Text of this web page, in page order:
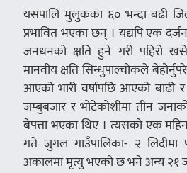
यसपालि मुलुकका ६० भन्दा बढी
प्रभावित भएका छन् । यद्यपि एक
जनधनको क्षति हुने गरी पहिरो
मानवीय क्षति सिन्धुपाल्चोकले
आएको भारी वर्षापछि आएको बाढी
जम्बुबजार र भोटेकोशीमा तीन
बेपत्ता भएका थिए । त्यसको एक
गते जुगल गाउँपालिका- २ लिदीमा
अकालमा मृत्यु भएको छ भने अन्य २१